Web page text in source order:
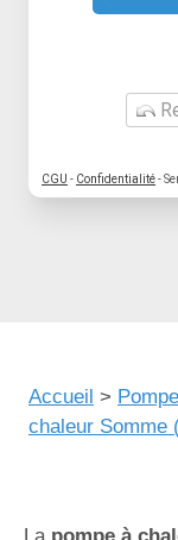
CGU - Confidentialité-
Accueil >
chaleur Somme